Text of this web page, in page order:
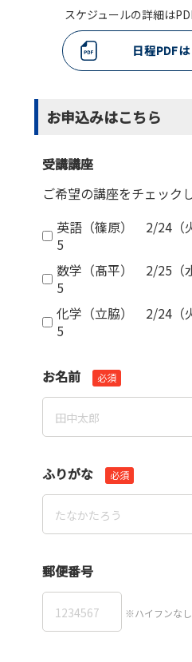
スケジュールの詳細は
日程PDF
お申込みはこちら
受講講座
ご希望の講座をチェック
英語（篠原） 2/24（
5
数学（髙平） 2/25（
5
化学（立脇） 2/24（
5
お名前 必須
ふりがな 必須
郵便番号
※ハイフンなし